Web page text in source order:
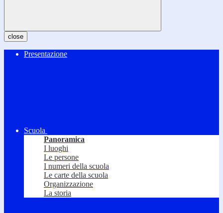
close
Presentazione
Scuola
Panoramica
I luoghi
Le persone
I numeri della scuola
Le carte della scuola
Organizzazione
La storia